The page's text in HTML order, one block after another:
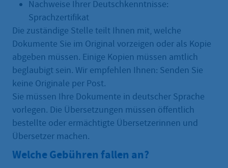
Nachweise Ihrer Deutschkenntnisse:
Sprachzertifikat
Die zuständige Stelle teilt Ihnen mit, welche
Dokumente Sie im Original vorzeigen oder als Kopie
abgeben müssen. Einige Kopien müssen amtlich
beglaubigt sein. Wir empfehlen Ihnen: Senden Sie
keine Originale per Post.
Sie müssen Ihre Dokumente in deutscher Sprache
vorlegen. Die Übersetzungen müssen öffentlich
bestellte oder ermächtigte Übersetzerinnen und
Übersetzer machen.
Welche Gebühren fallen an?